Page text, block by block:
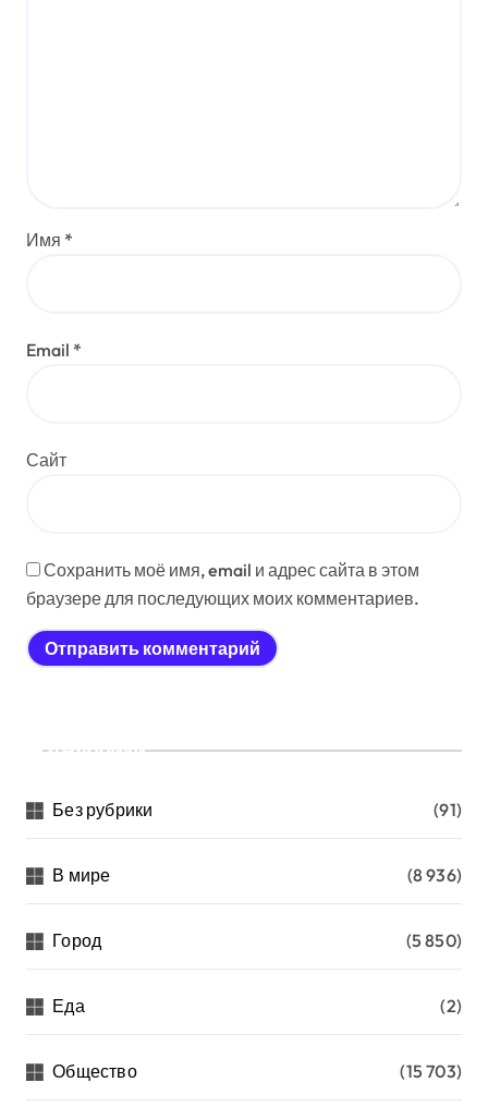
Имя *
Email *
Сайт
Сохранить моё имя, email и адрес сайта в этом
браузере для последующих моих комментариев.
Рубрики
Без рубрики (91)
В мире (8 936)
Город (5 850)
Еда (2)
Общество (15 703)